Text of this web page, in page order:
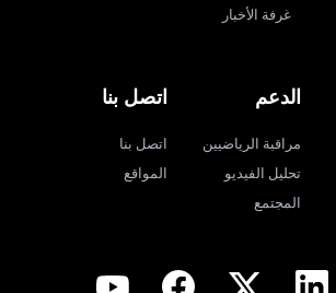
غرفة الأخبار
الدعم
مراقبة الرياضيين
تحليل الفيديو
المجتمع
اتصل بنا
اتصل بنا
المواقع